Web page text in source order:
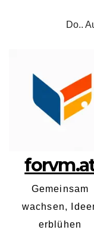
Do..
Gemeinsam
wachsen,
erblühen